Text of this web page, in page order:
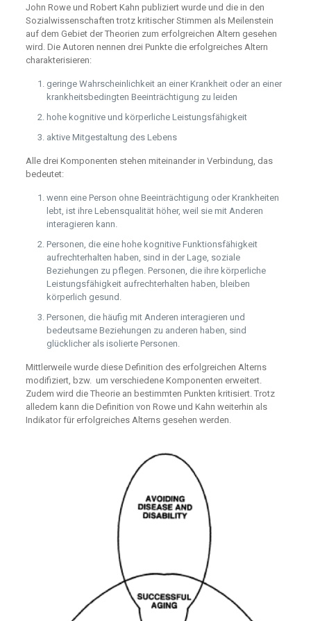
John Rowe und Robert Kahn publiziert wurde und die in den
Sozialwissenschaften trotz kritischer Stimmen als Meilenstein
auf dem Gebiet der Theorien zum erfolgreichen Altern gesehen
wird. Die Autoren nennen drei Punkte die erfolgreiches Altern
charakterisieren:
geringe Wahrscheinlichkeit an einer Krankheit oder an einer
krankheitsbedingten Beeinträchtigung zu leiden
hohe kognitive und körperliche Leistungsfähigkeit
aktive Mitgestaltung des Lebens
Alle drei Komponenten stehen miteinander in Verbindung, das
bedeutet:
wenn eine Person ohne Beeinträchtigung oder Krankheiten
lebt, ist ihre Lebensqualität höher, weil sie mit Anderen
interagieren kann.
Personen, die eine hohe kognitive Funktionsfähigkeit
aufrechterhalten haben, sind in der Lage, soziale
Beziehungen zu pflegen. Personen, die ihre körperliche
Leistungsfähigkeit aufrechterhalten haben, bleiben
körperlich gesund.
Personen, die häufig mit Anderen interagieren und
bedeutsame Beziehungen zu anderen haben, sind
glücklicher als isolierte Personen.
Mittlerweile wurde diese Definition des erfolgreichen Alterns
modifiziert, bzw. um verschiedene Komponenten erweitert.
Zudem wird die Theorie an bestimmten Punkten kritisiert. Trotz
alledem kann die Definition von Rowe und Kahn weiterhin als
Indikator für erfolgreiches Alterns gesehen werden.